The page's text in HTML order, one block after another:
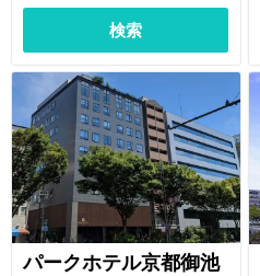
検索
パークホテル京都御池